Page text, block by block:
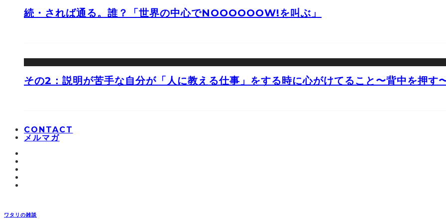
続・されば通る。誰？「世界の中心でNOOOOOOW!を叫ぶ」
その2：説明が苦手な自分が「人に教える仕事」をする時に心がけてること〜背中を押す
CONTACT
メルマガ
ワタリの雑談